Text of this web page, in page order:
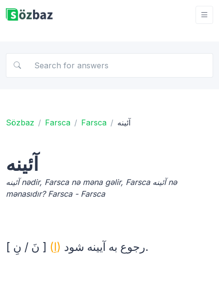
Sözbaz Farsca Farsca آئینه
آئینه
آئینه nədir, Farsca nə məna gəlir, Farsca آئینه nə
mənasıdır? Farsca - Farsca
[ نَ / نِ ] (اِ) رجوع به آیینه شود.